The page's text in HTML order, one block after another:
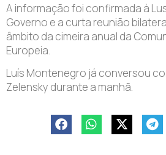
A informação foi confirmada à
Governo e a curta reunião
âmbito da cimeira anual da
Europeia.
Luís Montenegro já conversou
Zelensky durante a manhã.